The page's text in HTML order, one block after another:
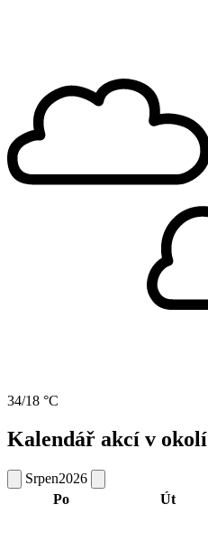
34/18 °C
Kalendář akcí v okolí
Srpen2026
Po
Út